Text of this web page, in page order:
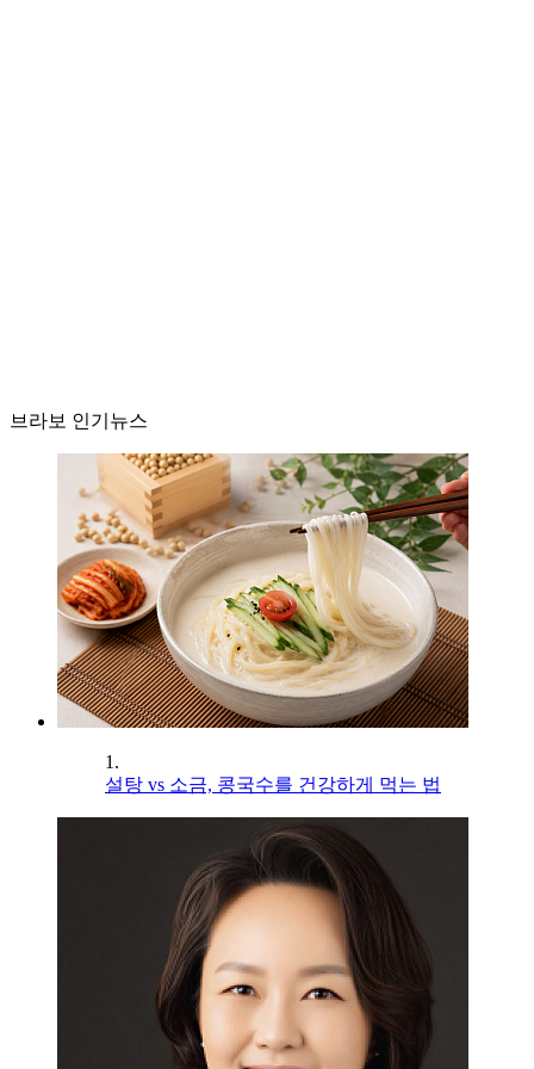
브라보 인기뉴스
1.
설탕 vs 소금, 콩국수를 건강하게 먹는 법